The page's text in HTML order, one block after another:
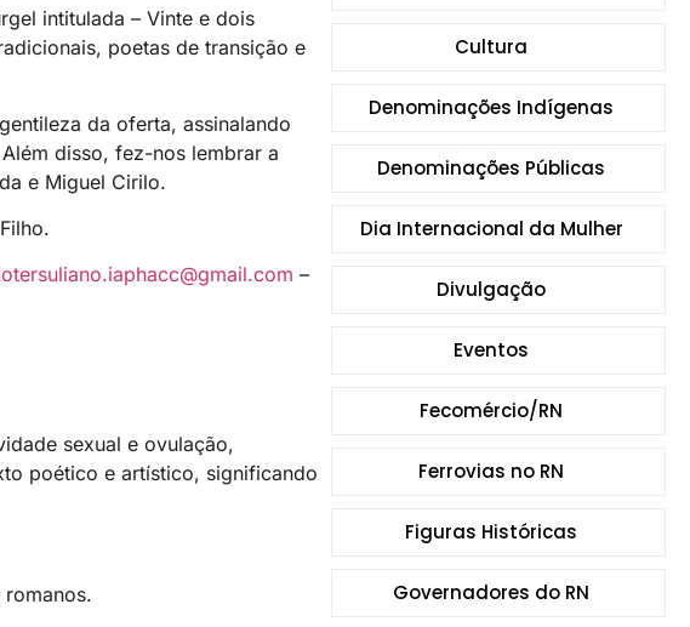
Cultura
Denominações Indígenas
Denominações Públicas
Dia Internacional da Mulher
Divulgação
Eventos
Fecomércio/RN
Ferrovias no RN
Figuras Históricas
Governadores do RN
intitulada – Vinte e dois
poetas de transição e
da oferta, assinalando
disso, fez-nos lembrar a
e Miguel Cirilo.
–
sexual e ovulação,
poético e artístico, significando